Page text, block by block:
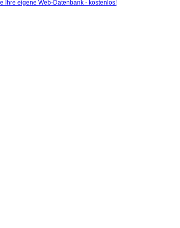
Ihre eigene Web-Datenbank - kostenlos!